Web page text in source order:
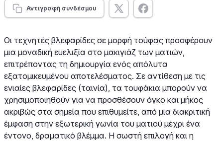
Αντιγραφή συνδέσμου
Οι τεχνητές βλεφαρίδες σε μορφή τούφας προσφέρουν
μια μοναδική ευελιξία στο μακιγιάζ των ματιών,
επιτρέποντας τη δημιουργία ενός απόλυτα
εξατομικευμένου αποτελέσματος. Σε αντίθεση με τις
ενιαίες βλεφαρίδες (ταινία), τα τουφάκια μπορούν να
χρησιμοποιηθούν για να προσθέσουν όγκο και μήκος
ακριβώς στα σημεία που επιθυμείτε, από μια διακριτική
έμφαση στην εξωτερική γωνία του ματιού μέχρι ένα
έντονο, δραματικό βλέμμα. Η σωστή επιλογή και η